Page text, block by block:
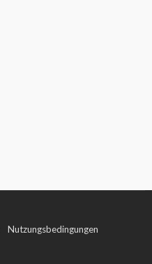
Nutzungsbedingungen